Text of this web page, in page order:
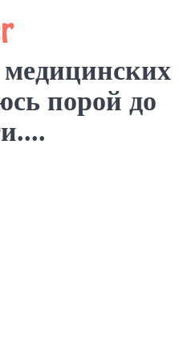
порой до